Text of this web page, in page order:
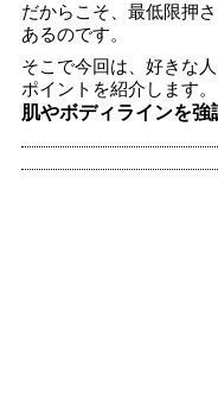
だからこそ、最低限押
あるのです。
そこで今回は、好きな
ポイントを紹介します。
肌やボディラインを強